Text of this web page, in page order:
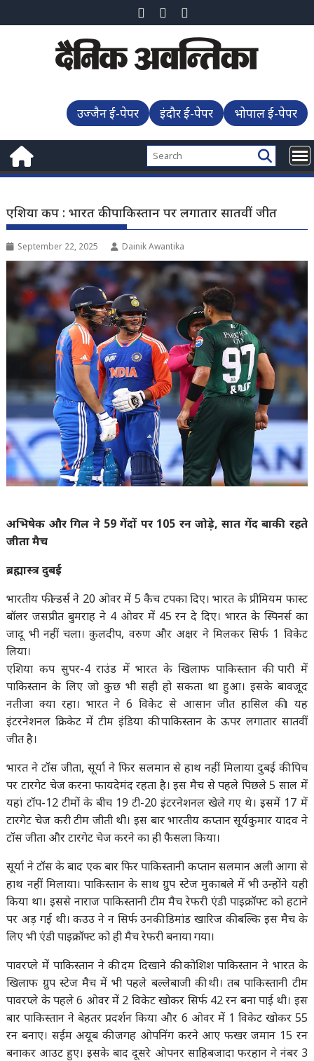
to
उज्जैन ई-पेपर इंदौर ई-पेपर भोपाल ई-पेपर
एशिया कप : भारत की पाकिस्तान पर लगातार सातवीं जीत
September 22, 2025 Dainik Awantika
अभिषेक और गिल ने 59 गेंदों पर 105 रन जोड़े, सात गेंद बाकी रहते
जीता मैच
ब्रह्मास्त्र दुबई
भारतीय फील्डर्स ने 20 ओवर में 5 कैच टपका दिए। भारत के प्रीमियम फास्ट
बॉलर जसप्रीत बुमराह ने 4 ओवर में 45 रन दे दिए। भारत के स्पिनर्स का
जादू भी नहीं चला। कुलदीप, वरुण और अक्षर ने मिलकर सिर्फ 1 विकेट
लिया।
एशिया कप सुपर-4 राउंड में भारत के खिलाफ पाकिस्तान की पारी में
पाकिस्तान के लिए जो कुछ भी सही हो सकता था हुआ। इसके बावजूद
नतीजा क्या रहा। भारत ने 6 विकेट से आसान जीत हासिल की। यह
इंटरनेशनल क्रिकेट में टीम इंडिया की पाकिस्तान के ऊपर लगातार सातवीं
जीत है।
भारत ने टॉस जीता, सूर्या ने फिर सलमान से हाथ नहीं मिलाया दुबई की पिच
पर टारगेट चेज करना फायदेमंद रहता है। इस मैच से पहले पिछले 5 साल में
यहां टॉप-12 टीमों के बीच 19 टी-20 इंटरनेशनल खेले गए थे। इसमें 17 में
टारगेट चेज करी टीम जीती थी। इस बार भारतीय कप्तान सूर्यकुमार यादव ने
टॉस जीता और टारगेट चेज करने का ही फैसला किया।
सूर्या ने टॉस के बाद एक बार फिर पाकिस्तानी कप्तान सलमान अली आगा से
हाथ नहीं मिलाया। पाकिस्तान के साथ ग्रुप स्टेज मुकाबले में भी उन्होंने यही
किया था। इससे नाराज पाकिस्तानी टीम मैच रेफरी एंडी पाइक्रॉफ्ट को हटाने
पर अड़ गई थी। कउउ ने न सिर्फ उनकी डिमांड खारिज की बल्कि इस मैच के
लिए भी एंडी पाइक्रॉफ्ट को ही मैच रेफरी बनाया गया।
पावरप्ले में पाकिस्तान ने की दम दिखाने की कोशिश पाकिस्तान ने भारत के
खिलाफ ग्रुप स्टेज मैच में भी पहले बल्लेबाजी की थी। तब पाकिस्तानी टीम
पावरप्ले के पहले 6 ओवर में 2 विकेट खोकर सिर्फ 42 रन बना पाई थी। इस
बार पाकिस्तान ने बेहतर प्रदर्शन किया और 6 ओवर में 1 विकेट खोकर 55
रन बनाए। सईम अयूब की जगह ओपनिंग करने आए फखर जमान 15 रन
बनाकर आउट हुए। इसके बाद दूसरे ओपनर साहिबजादा फरहान ने नंबर 3